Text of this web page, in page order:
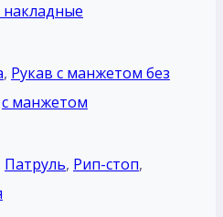
, Рукав с манжетом без
с манжетом
Патруль, Рип-стоп,